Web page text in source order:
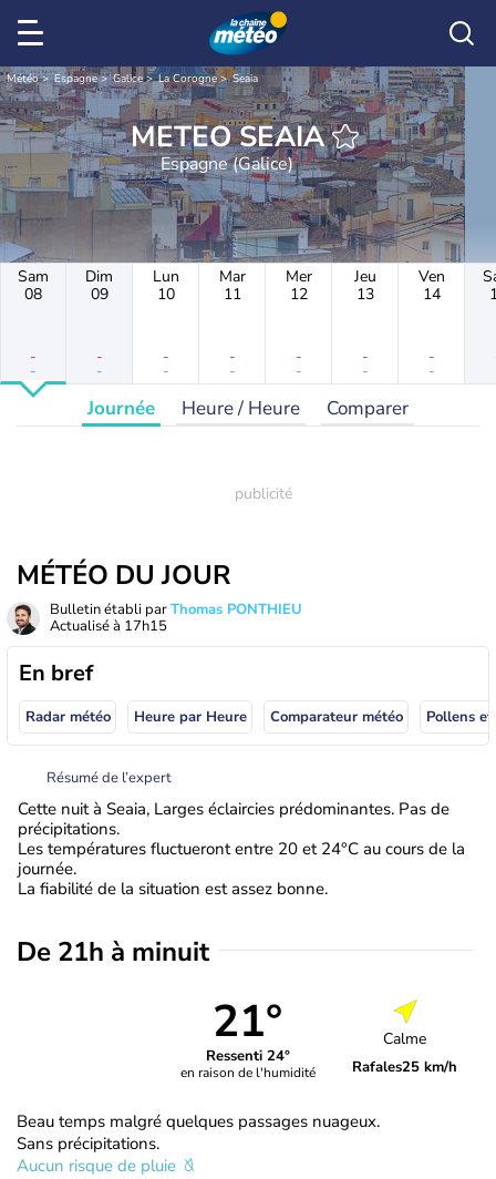
Météo Espagne Galice La Corogne Seaia
METEO SEAIA
Espagne (Galice)
Sam
08
-
-
Dim
09
-
-
Lun
10
-
-
Mar
11
-
-
Mer
12
-
-
Jeu
13
-
-
Ven
14
-
-
Journée Heure / Heure Comparer
MÉTÉO DU JOUR
Bulletin établi parThomas PONTHIEU
Actualisé à 17h15
En bref
Radar météo Heure par Heure Comparateur météo Pollens
Résumé de l’expert
Cette nuit à Seaia, Larges éclaircies prédominantes. Pas de
précipitations.
Les températures fluctueront entre 20 et 24°C au cours de la
journée.
La fiabilité de la situation est assez bonne.
De 21h à minuit
21°
Ressenti 24°
en raison de l'humidité
Calme
Rafales25 km/h
Beau temps malgré quelques passages nuageux.
Sans précipitations.
Aucun risque de pluie